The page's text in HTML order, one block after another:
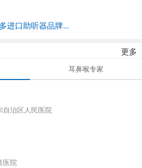
进口助听器品牌...
更多
耳鼻喉专家
自治区人民医院
医院